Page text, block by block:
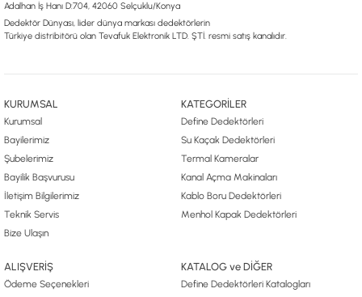
Adalhan İş Hanı D:704, 42060 Selçuklu/Konya
Dedektör Dünyası, lider dünya markası dedektörlerin
Türkiye distribitörü olan Tevafuk Elektronik LTD. ŞTİ. resmi satış kanalıdır.
KURUMSAL
Kurumsal
Bayilerimiz
Şubelerimiz
Bayilik Başvurusu
İletişim Bilgilerimiz
Teknik Servis
Bize Ulaşın
KATEGORİLER
Define Dedektörleri
Su Kaçak Dedektörleri
Termal Kameralar
Kanal Açma Makinaları
Kablo Boru Dedektörleri
Menhol Kapak Dedektörleri
ALIŞVERİŞ
Ödeme Seçenekleri
KATALOG ve DİĞER
Define Dedektörleri Katalogları